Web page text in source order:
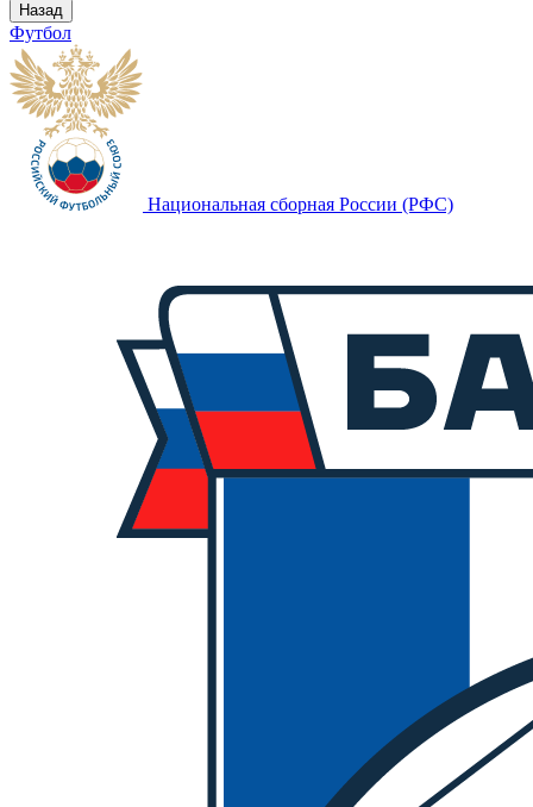
Назад
Футбол
Национальная сборная России (РФС)